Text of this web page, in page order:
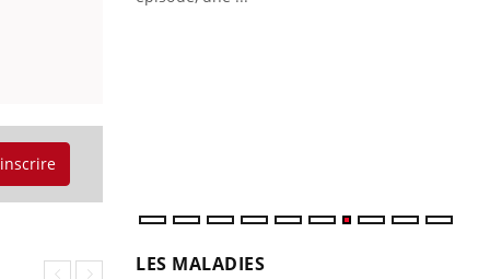
LES MALADIES